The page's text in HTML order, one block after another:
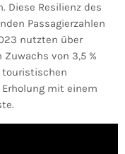
Diese Resilienz des
Passagierzahlen
nutzten über
von 3,5 %
touristischen
mit einem